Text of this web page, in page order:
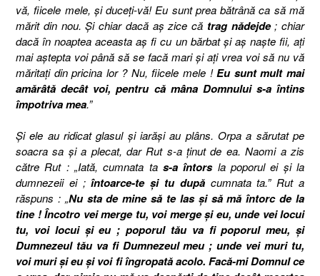
vă, fiicele mele, şi duceţi-vă! Eu sunt prea bătrână ca să mă
mărit din nou. Şi chiar dacă aş zice că trag nădejde; chiar
dacă în noaptea aceasta aş fi cu un bărbat şi aş naşte fii, aţi
mai aştepta voi până să se facă mari şi aţi vrea voi să nu vă
măritaţi din pricina lor ? Nu, fiicele mele !Eu sunt mult mai
amărâtă decât voi, pentru că mâna Domnului s-a întins
împotriva mea.”
Şi ele au ridicat glasul şi iarăşi au plâns. Orpa a sărutat pe
soacra sa şi a plecat, dar Rut s-a ţinut de ea. Naomi a zis
către Rut : „Iată, cumnata ta s-a întorsla poporul ei şi la
dumnezeii ei ;întoarce-te şi tu dupăcumnata ta.” Rut a
răspuns : „Nu sta de mine să te las şi să mă întorc de la
tine ! Încotro vei merge tu, voi merge şi eu, unde vei locui
tu, voi locui şi eu ; poporul tău va fi poporul meu, şi
Dumnezeul tău va fi Dumnezeul meu ; unde vei muri tu,
voi muri şi eu şi voi fi îngropată acolo. Facă-mi Domnul ce